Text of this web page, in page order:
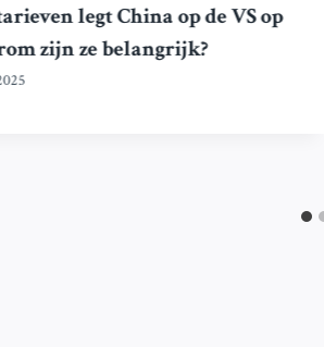
legt China op de VS op
zijn ze belangrijk?